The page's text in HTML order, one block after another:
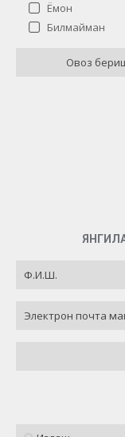
Ёмон
Билмайман
Овоз
Жамият